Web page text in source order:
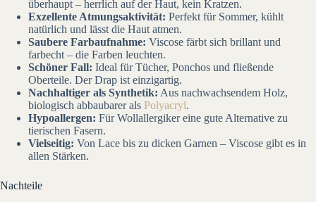
überhaupt – herrlich auf der Haut, kein Kratzen.
Exzellente Atmungsaktivität: Perfekt für Sommer, kühlt
natürlich und lässt die Haut atmen.
Saubere Farbaufnahme: Viscose färbt sich brillant und
farbecht – die Farben leuchten.
Schöner Fall: Ideal für Tücher, Ponchos und fließende
Oberteile. Der Drap ist einzigartig.
Nachhaltiger als Synthetik: Aus nachwachsendem Holz,
biologisch abbaubarer als Polyacryl.
Hypoallergen: Für Wollallergiker eine gute Alternative zu
tierischen Fasern.
Vielseitig: Von Lace bis zu dicken Garnen – Viscose gibt es in
allen Stärken.
Nachteile